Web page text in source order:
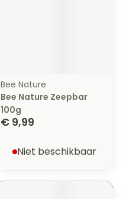
Bee Nature
Bee Nature Zeepbar
100g
€ 9,99
Niet beschikbaar